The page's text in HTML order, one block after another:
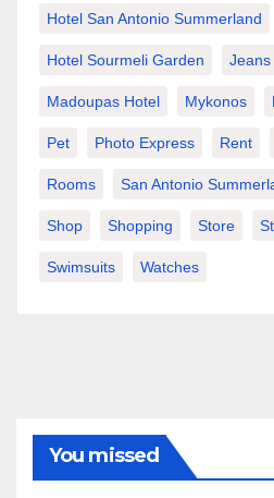
Hotel San Antonio Summerland
Hotel Sourmeli Garden Jeans
Madoupas Hotel Mykonos
Pet Photo Express Rent
Rooms San Antonio
Shop Shopping Store
Swimsuits Watches
You missed